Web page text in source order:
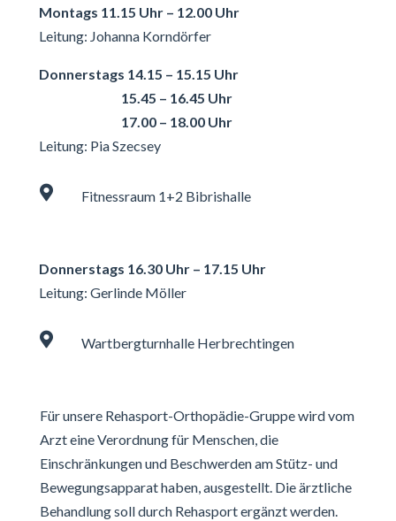
Montags 11.15 Uhr – 12.00 Uhr
Leitung: Johanna Korndörfer
Donnerstags 14.15 – 15.15 Uhr
15.45 – 16.45 Uhr
17.00 – 18.00 Uhr
Leitung: Pia Szecsey
 Fitnessraum 1+2 Bibrishalle
Donnerstags 16.30 Uhr – 17.15 Uhr
Leitung: Gerlinde Möller
 Wartbergturnhalle Herbrechtingen
Für unsere Rehasport-Orthopädie-Gruppe wird vom
Arzt eine Verordnung für Menschen, die
Einschränkungen und Beschwerden am Stütz- und
Bewegungsapparat haben, ausgestellt. Die ärztliche
Behandlung soll durch Rehasport ergänzt werden.